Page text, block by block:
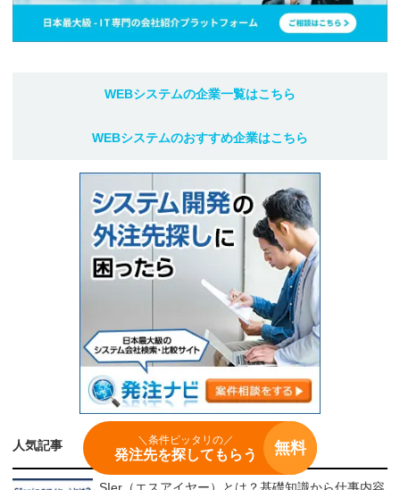
WEBシステムの企業一覧はこちら
WEBシステムのおすすめ企業はこちら
人気記事 ＼条件ピッタリの／
発注先を探してもらう 無料